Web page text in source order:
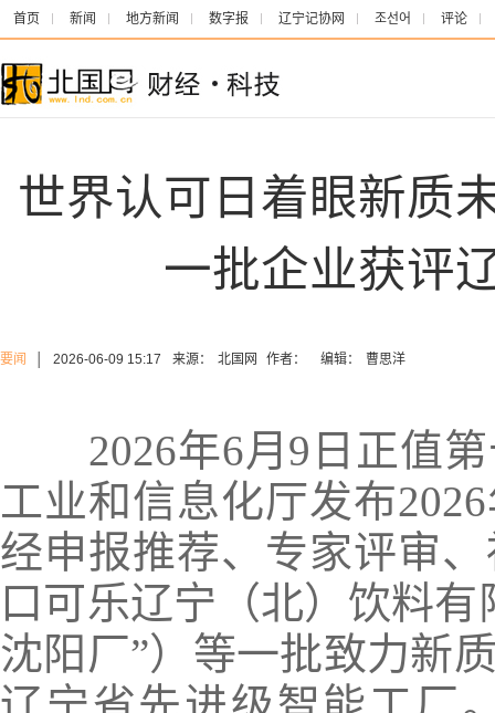
首页 新闻 地方新闻 数字报 辽宁记协网 조선어 评论
世界认可日着眼新质
一批企业获评
要闻 2026-06-09 15:17 来源： 北国网 作者： 编辑： 曹思洋
2026年6月9日正值第
工业和信息化厅发布
经申报推荐、专家评审
口可乐辽宁（北）饮料
沈阳厂”）等一批致力新